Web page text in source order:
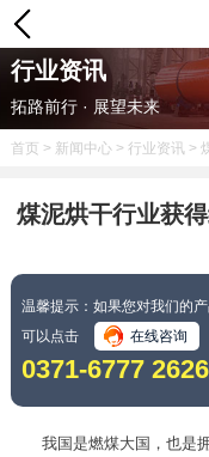
行业资讯
拓路前行 · 展望未来
首页 > 新闻中心> 行业资讯>
煤泥烘干行业获
温馨提示：如果您对我们的
可以点击
在线咨询
0371-6777 2626
我国是燃煤大国，也是